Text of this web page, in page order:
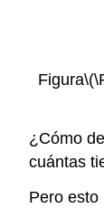
Figura
¿Cómo
cuántas
Pero esto